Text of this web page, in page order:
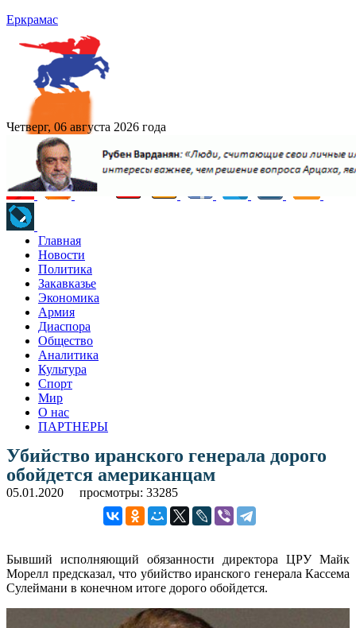
Еркрамас
Четверг, 06 августа 2026 года
Главная
Новости
Политика
Закавказье
Экономика
Армия
Диаспора
Общество
Аналитика
Культура
Спорт
Мир
О нас
ПАРТНЕРЫ
Убийство иранского генерала дорого
обойдется американцам
05.01.2020 просмотры: 33285
Бывший исполняющий обязанности директора ЦРУ Майк
Морелл предсказал, что убийство иранского генерала Кассема
Сулеймани в конечном итоге дорого обойдется.